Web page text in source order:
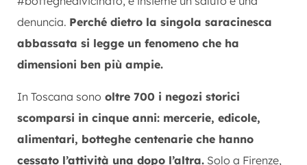
denuncia. Perché dietro la singola saracinesca
abbassata si legge un fenomeno che ha
dimensioni ben più ampie.
In Toscana sono oltre 700 i negozi storici
scomparsi in cinque anni: mercerie, edicole,
alimentari, botteghe centenarie che hanno
cessato l’attività una dopo l’altra. Solo a Firenze,